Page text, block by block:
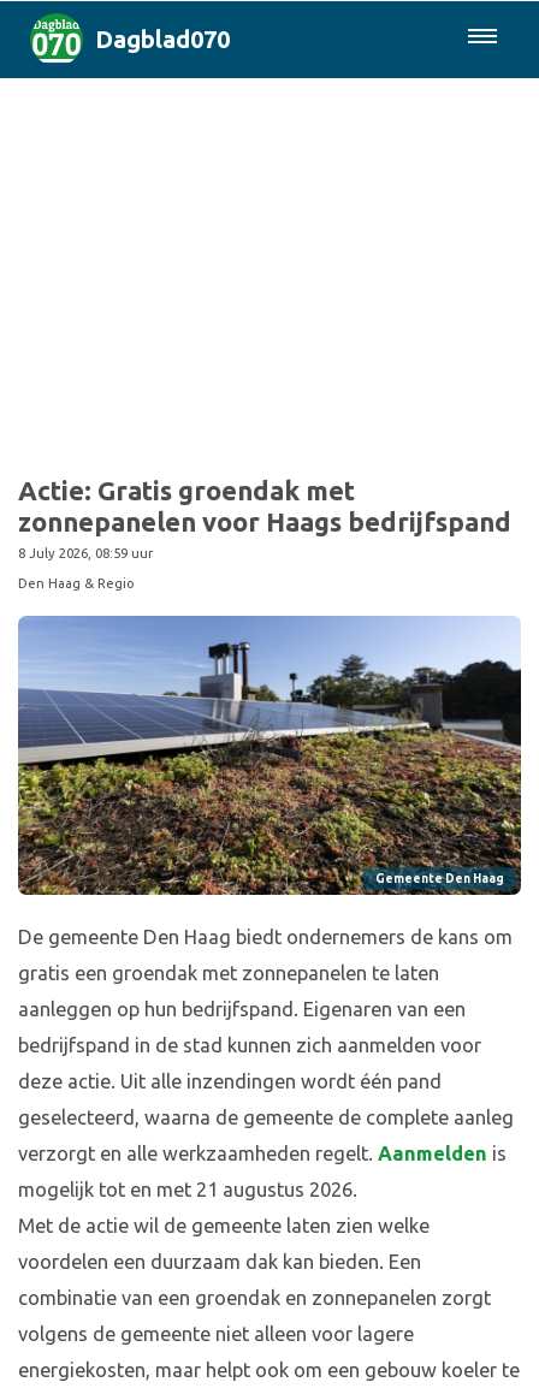
Dagblad070
Actie: Gratis groendak met
zonnepanelen voor Haags bedrijfspand
8 July 2026, 08:59 uur
Den Haag & Regio
Gemeente Den Haag
De gemeente Den Haag biedt ondernemers de kans om
gratis een groendak met zonnepanelen te laten
aanleggen op hun bedrijfspand. Eigenaren van een
bedrijfspand in de stad kunnen zich aanmelden voor
deze actie. Uit alle inzendingen wordt één pand
geselecteerd, waarna de gemeente de complete aanleg
verzorgt en alle werkzaamheden regelt. Aanmelden is
mogelijk tot en met 21 augustus 2026.
Met de actie wil de gemeente laten zien welke
voordelen een duurzaam dak kan bieden. Een
combinatie van een groendak en zonnepanelen zorgt
volgens de gemeente niet alleen voor lagere
energiekosten, maar helpt ook om een gebouw koeler te